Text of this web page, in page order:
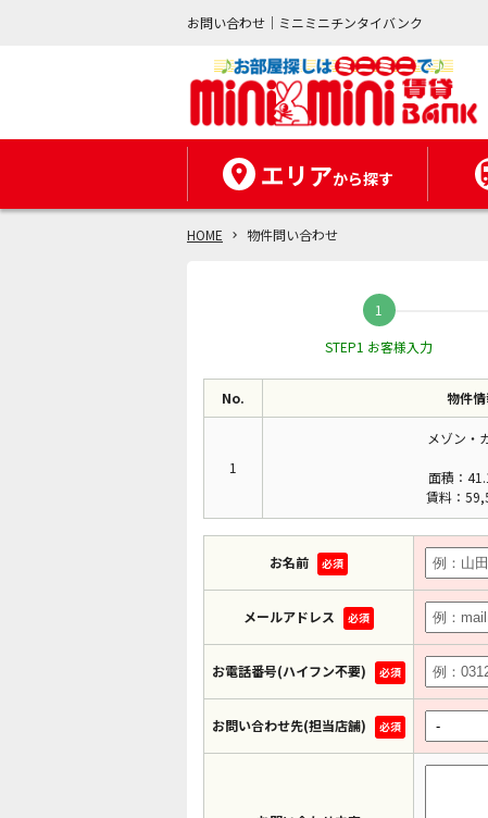
お問い合わせ｜ミニミニチンタイバンク
エリアから探す
HOME 物件問い合わせ
STEP1 お客様入力
No. 物件
1
メゾン・
面積：
賃料：
お名前 必須
メールアドレス 必須
お電話番号(ハイフン不要) 必須
お問い合わせ先(担当店舗) 必須